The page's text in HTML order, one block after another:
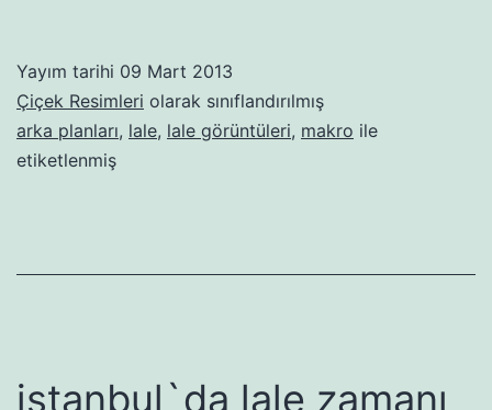
Yayım tarihi 09 Mart 2013
Çiçek Resimleri olarak sınıflandırılmış
arka planları, lale, lale görüntüleri, makro ile
etiketlenmiş
istanbul`da lale zamanı